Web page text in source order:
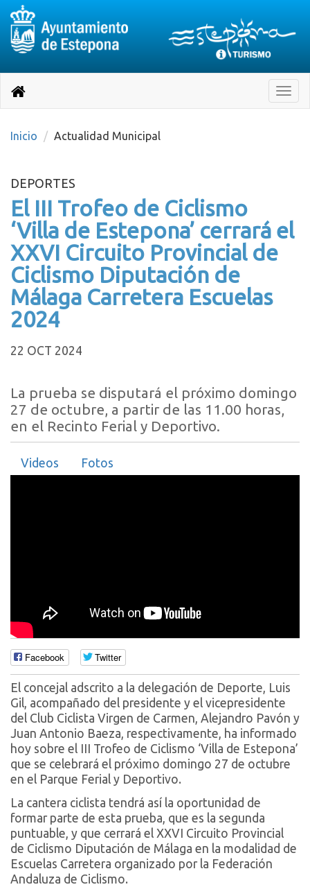
página
Toggle
Destino:
Volver
inicio
Inicio Actualidad Municipal
DEPORTES
El III Trofeo de Ciclismo
‘Villa de Estepona’ cerrará el
XXVI Circuito Provincial de
Ciclismo Diputación de
Málaga Carretera Escuelas
2024
22 OCT 2024
La prueba se disputará el próximo domingo
27 de octubre, a partir de las 11.00 horas,
en el Recinto Ferial y Deportivo.
Videos Fotos
Facebook Twitter
El concejal adscrito a la delegación de Deporte, Luis
Gil, acompañado del presidente y el vicepresidente
del Club Ciclista Virgen de Carmen, Alejandro Pavón y
Juan Antonio Baeza, respectivamente, ha informado
hoy sobre el III Trofeo de Ciclismo ‘Villa de Estepona’
que se celebrará el próximo domingo 27 de octubre
en el Parque Ferial y Deportivo.
La cantera ciclista tendrá así la oportunidad de
formar parte de esta prueba, que es la segunda
puntuable, y que cerrará el XXVI Circuito Provincial
de Ciclismo Diputación de Málaga en la modalidad de
Escuelas Carretera organizado por la Federación
Andaluza de Ciclismo.